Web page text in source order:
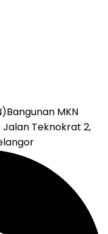
Bangunan MKN
Jalan Teknokrat 2,